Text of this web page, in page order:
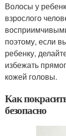
Волосы у
взрослого
поэтому, если
ребенку,
избежать
кожей головы.
Как
безопасно